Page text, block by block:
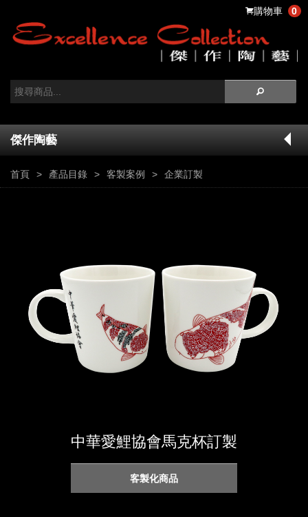
購物車 0
傑作陶藝
首頁 產品目錄 客製案例 企業訂製
中華愛鯉協會馬克杯訂製
客製化商品